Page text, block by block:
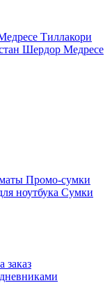
Тиллакори
Шердор Медресе
Промо-сумки
ноутбука Сумки
заказ